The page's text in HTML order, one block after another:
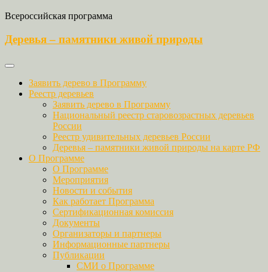
Всероссийская программа
Деревья – памятники живой природы
Заявить дерево в Программу
Реестр деревьев
Заявить дерево в Программу
Национальный реестр старовозрастных деревьев
России
Реестр удивительных деревьев России
Деревья – памятники живой природы на карте РФ
О Программе
О Программе
Мероприятия
Новости и события
Как работает Программа
Сертификационная комиссия
Документы
Организаторы и партнеры
Информационные партнеры
Публикации
СМИ о Программе